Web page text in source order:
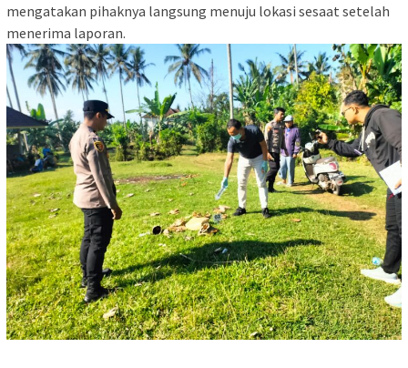
mengatakan pihaknya langsung menuju lokasi sesaat setelah
menerima laporan.